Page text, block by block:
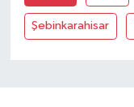
Şebinkarahisar